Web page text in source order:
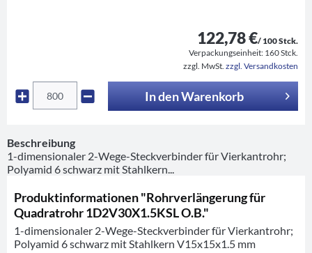
122,78 €/ 100 Stck.
Verpackungseinheit: 160 Stck.
zzgl. MwSt. zzgl. Versandkosten
In denWarenkorb
Beschreibung
1-dimensionaler 2-Wege-Steckverbinder für Vierkantrohr;
Polyamid 6 schwarz mit Stahlkern...
Produktinformationen "Rohrverlängerung für
Quadratrohr 1D2V30X1.5KSL O.B."
1-dimensionaler 2-Wege-Steckverbinder für Vierkantrohr;
Polyamid 6 schwarz mit Stahlkern V15x15x1.5 mm